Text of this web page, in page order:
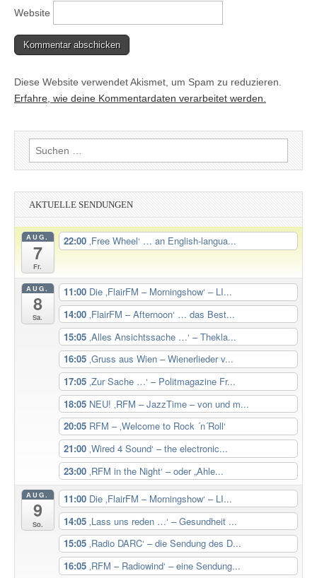
Website
Diese Website verwendet Akismet, um Spam zu reduzieren.
Erfahre, wie deine Kommentardaten verarbeitet werden.
Suchen
nach:
AKTUELLE SENDUNGEN
AUG.
7
Fr.
22:00 ‚Free Wheel‘ … an English-langua...
AUG.
8
Sa.
11:00 Die ‚FlairFM – Morningshow‘ – LI...
14:00 ‚FlairFM – Afternoon‘ … das Best...
15:05 ‚Alles Ansichtssache …‘ – Thekla...
16:05 ‚Gruss aus Wien – Wienerlieder v...
17:05 ‚Zur Sache …‘ – Politmagazine Fr...
18:05 NEU! ‚RFM – JazzTime – von und m...
20:05 RFM – ‚Welcome to Rock ´n´Roll‘
21:00 ‚Wired 4 Sound‘ – the electronic...
23:00 ‚RFM in the Night‘ – oder „Ahle...
AUG.
9
So.
11:00 Die ‚FlairFM – Morningshow‘ – LI...
14:05 ‚Lass uns reden …‘ – Gesundheit ...
15:05 ‚Radio DARC‘ – die Sendung des D...
16:05 ‚RFM – Radiowind‘ – eine Sendung...